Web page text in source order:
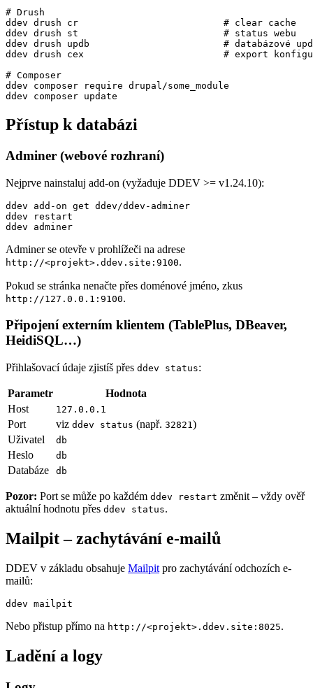
# Drush
ddev drush cr                          # clear cache
ddev drush st                          # status webu
ddev drush updb                        # databázové
ddev drush cex                         # export
# Composer
ddev composer require drupal/some_module
ddev composer update
Přístup k databázi
Adminer (webové rozhraní)
Nejprve nainstaluj add-on (vyžaduje DDEV >= v1.24.10):
ddev add-on get ddev/ddev-adminer
ddev restart
ddev adminer
Adminer se otevře v prohlížeči na adrese
http://<projekt>.ddev.site:9100.
Pokud se stránka nenačte přes doménové jméno, zkus
http://127.0.0.1:9100.
Připojení externím klientem (TablePlus, DBeaver,
HeidiSQL…)
Přihlašovací údaje zjistíš přes ddev status:
Parametr
Hodnota
Host
127.0.0.1
Port viz ddev status (např. 32821 )
Uživatel
db
Heslo db
Databáze db
Pozor: Port se může po každém ddev restart změnit – vždy ověř
aktuální hodnotu přes ddev status.
Mailpit – zachytávání e-mailů
DDEV v základu obsahuje Mailpit pro zachytávání odchozích e-
mailů:
ddev mailpit
Nebo přistup přímo na http://<projekt>.ddev.site:8025.
Ladění a logy